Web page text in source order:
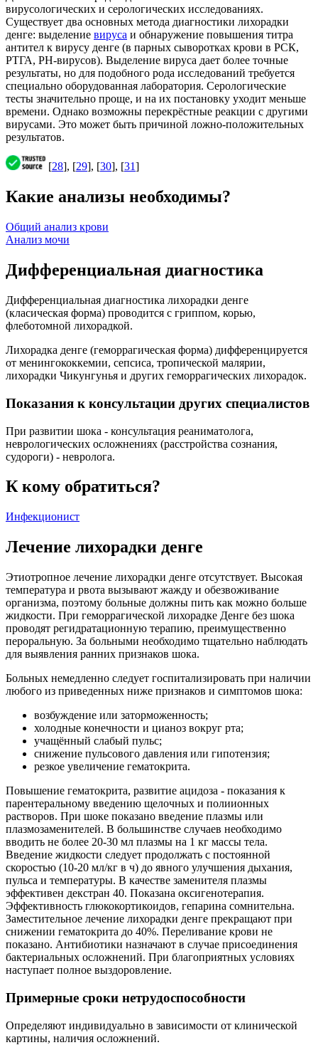
вирусологических и серологических исследованиях.
Существует два основных метода диагностики лихорадки
денге: выделение вируса и обнаружение повышения титра
антител к вирусу денге (в парных сыворотках крови в РСК,
РТГА, РН-вирусов). Выделение вируса дает более точные
результаты, но для подобного рода исследований требуется
специально оборудованная лаборатория. Серологические
тесты значительно проще, и на их постановку уходит меньше
времени. Однако возможны перекрёстные реакции с другими
вирусами. Это может быть причиной ложно-положительных
результатов.
[28], [29], [30], [31]
Какие анализы необходимы?
Общий анализ крови
Анализ мочи
Дифференциальная диагностика
Дифференциальная диагностика лихорадки денге
(класическая форма) проводится с гриппом, корью,
флеботомной лихорадкой.
Лихорадка денге (геморрагическая форма) дифференцируется
от менингококкемии, сепсиса, тропической малярии,
лихорадки Чикунгунья и других геморрагических лихорадок.
Показания к консультации других специалистов
При развитии шока - консультация реаниматолога,
неврологических осложнениях (расстройства сознания,
судороги) - невролога.
К кому обратиться?
Инфекционист
Лечение лихорадки денге
Этиотропное лечение лихорадки денге отсутствует. Высокая
температура и рвота вызывают жажду и обезвоживание
организма, поэтому больные должны пить как можно больше
жидкости. При геморрагической лихорадке Денге без шока
проводят регидратационную терапию, преимущественно
пероральную. За больными необходимо тщательно наблюдать
для выявления ранних признаков шока.
Больных немедленно следует госпитализировать при наличии
любого из приведенных ниже признаков и симптомов шока:
возбуждение или заторможенность;
холодные конечности и цианоз вокруг рта;
учащённый слабый пульс;
снижение пульсового давления или гипотензия;
резкое увеличение гематокрита.
Повышение гематокрита, развитие ацидоза - показания к
парентеральному введению щелочных и полиионных
растворов. При шоке показано введение плазмы или
плазмозаменителей. В большинстве случаев необходимо
вводить не более 20-30 мл плазмы на 1 кг массы тела.
Введение жидкости следует продолжать с постоянной
скоростью (10-20 мл/кг в ч) до явного улучшения дыхания,
пульса и температуры. В качестве заменителя плазмы
эффективен декстран 40. Показана оксигенотерапия.
Эффективность глюкокортикоидов, гепарина сомнительна.
Заместительное лечение лихорадки денге прекращают при
снижении гематокрита до 40%. Переливание крови не
показано. Антибиотики назначают в случае присоединения
бактериальных осложнений. При благоприятных условиях
наступает полное выздоровление.
Примерные сроки нетрудоспособности
Определяют индивидуально в зависимости от клинической
картины, наличия осложнений.